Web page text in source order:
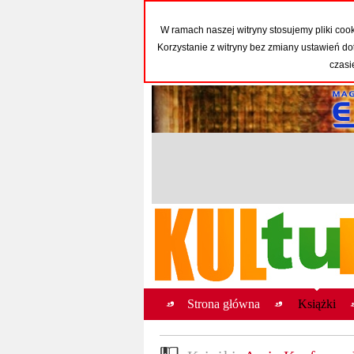
W ramach naszej witryny stosujemy pliki
Korzystanie z witryny bez zmiany ustawień
Strona główna Książki